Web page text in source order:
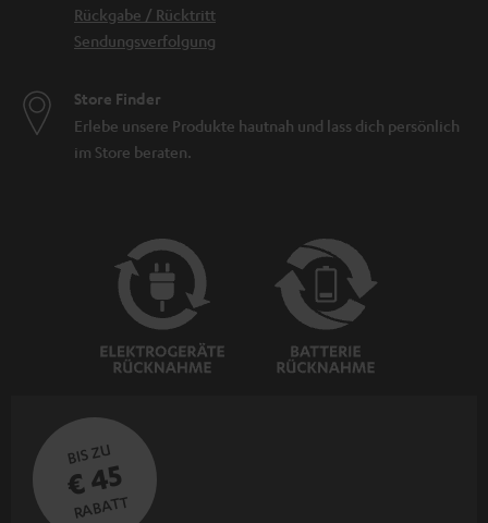
Rückgabe / Rücktritt
Sendungsverfolgung
Store Finder
Erlebe unsere Produkte hautnah und lass dich persönlich
im Store beraten.
BIS ZU
€ 45
RABATT